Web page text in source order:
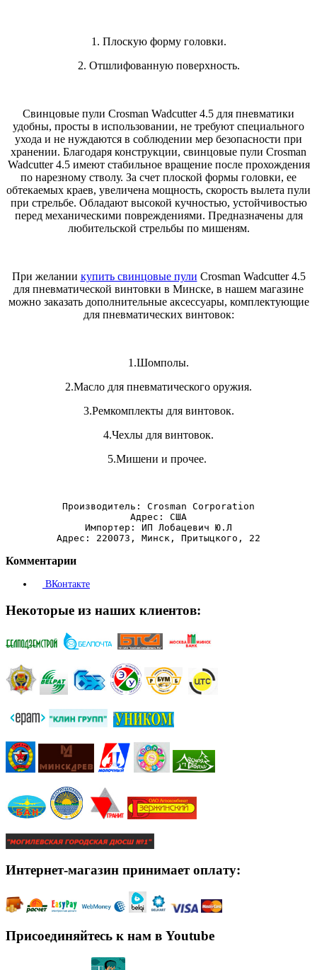
1. Плоскую форму головки.
2. Отшлифованную поверхность.
Свинцовые пули Crosman Wadcutter 4.5 для пневматики
удобны, просты в использовании, не требуют специального
ухода и не нуждаются в соблюдении мер безопасности при
хранении. Благодаря конструкции, свинцовые пули Crosman
Wadcutter 4.5 имеют стабильное вращение после прохождения
по нарезному стволу. За счет плоской формы головки, ее
обтекаемых краев, увеличена мощность, скорость вылета пули
при стрельбе. Обладают высокой кучностью, устойчивостью
перед механическими повреждениями. Предназначены для
любительской стрельбы по мишеням.
При желании купить свинцовые пули Crosman Wadcutter 4.5
для пневматической винтовки в Минске, в нашем магазине
можно заказать дополнительные аксессуары, комплектующие
для пневматических винтовок:
1.Шомполы.
2.Масло для пневматического оружия.
3.Ремкомплекты для винтовок.
4.Чехлы для винтовок.
5.Мишени и прочее.
Производитель: Crosman Corporation
Адрес: США
Импортер: ИП Лобацевич Ю.Л
Адрес: 220073, Минск, Притыцкого, 22
Комментарии
ВКонтакте
Некоторые из наших клиентов:
Интернет-магазин принимает оплату:
Присоединяйтесь к нам в Youtube